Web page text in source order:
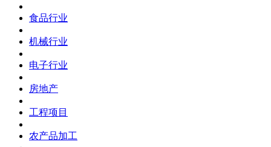
食品行业
机械行业
电子行业
房地产
工程项目
农产品加工